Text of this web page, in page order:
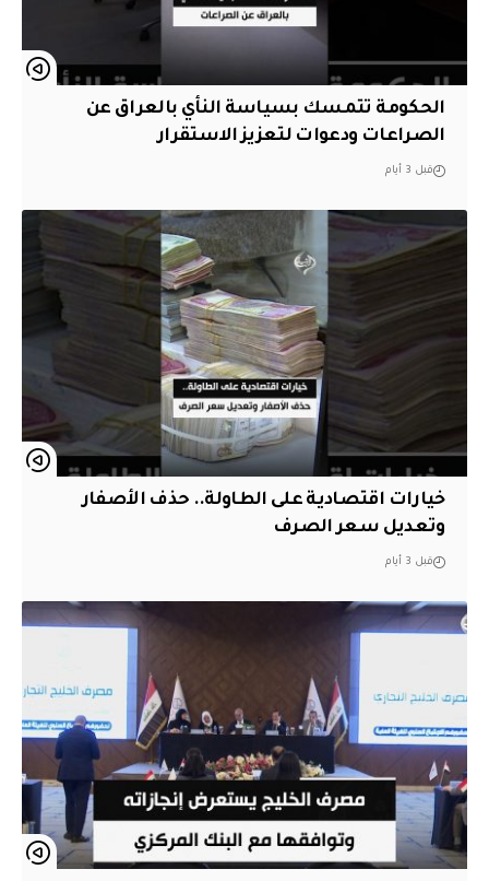
الحكومة تتمسك بسياسة النأي بالعراق عن
الصراعات ودعوات لتعزيز الاستقرار
قبل 3 أيام
خيارات اقتصادية على الطاولة.. حذف الأصفار
وتعديل سعر الصرف
قبل 3 أيام